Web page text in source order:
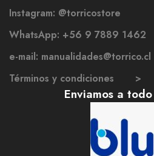
Instagram: @torricostore
WhatsApp: +56 9 7889 1462
e-mail: manualidades@torrico.cl
Términos y condiciones >
Enviamos a